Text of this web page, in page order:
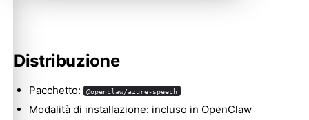
Distribuzione
Pacchetto: @openclaw/azure-speech
Modalità di installazione: incluso in OpenClaw